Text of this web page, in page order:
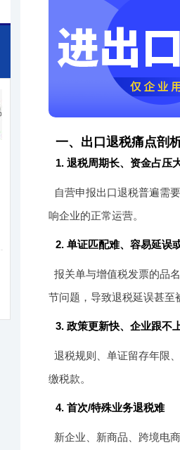
一、出口退税痛点剖
1. 退税周期长、资金占压
自营申报出口退税普遍需
响企业的正常运营。
2. 单证匹配难、容易延误
报关单与增值税发票的品
节问题，导致退税延误甚至
3. 政策更新快、企业跟不
退税规则、单证留存年限
缴税款。
4. 首次/特殊业务退税难
新企业、新商品、跨境电